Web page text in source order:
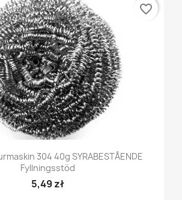
304 40g SYRABESTÅENDE
Fyllningsstöd
5,49 zł
favorite_border